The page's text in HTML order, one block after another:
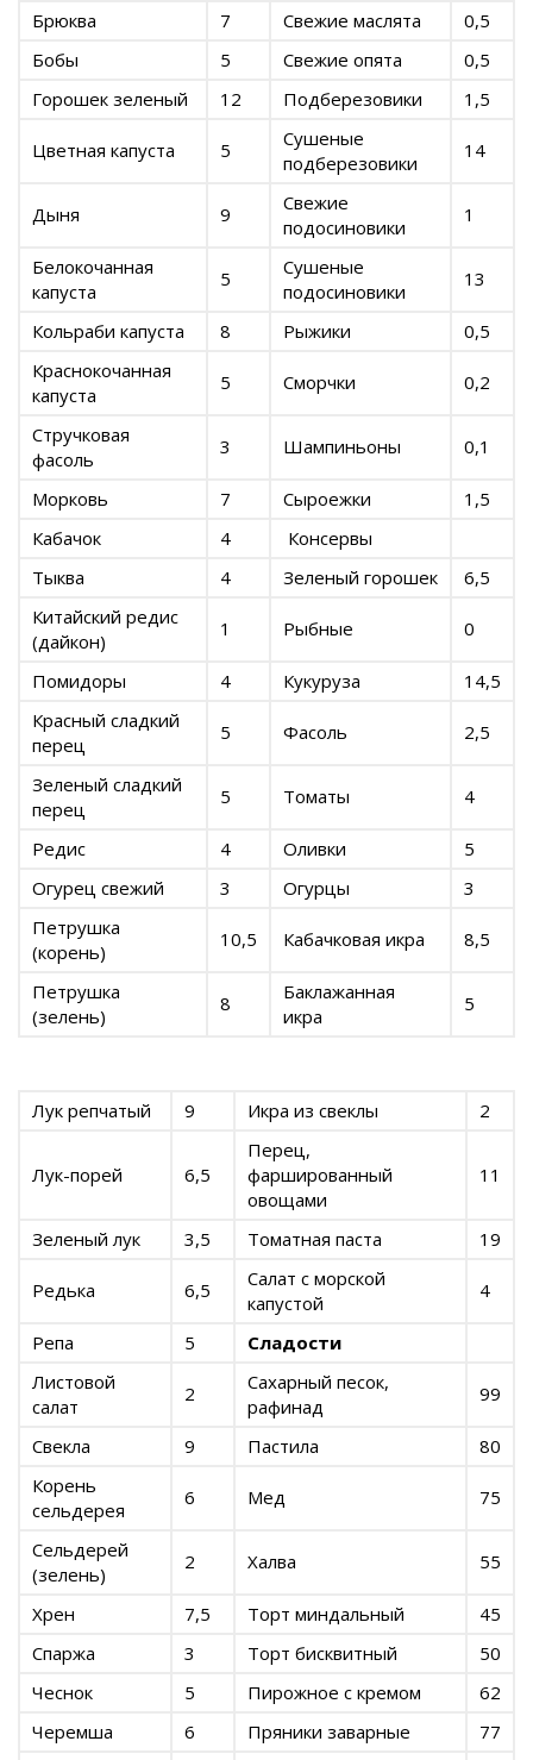
Брюква 7 Свежие маслята
0,5
Бобы
5 Свежие опята
0,5
Горошек зеленый
12 Подберезовики 1,5
Цветная капуста 5
Сушеные
подберезовики
14
Дыня 9
Свежие
подосиновики
1
Белокочанная
капуста
5
Сушеные
подосиновики
13
Кольраби капуста 8 Рыжики
0,5
Краснокочанная
капуста
5 Сморчки 0,2
Стручковая
фасоль
3 Шампиньоны 0,1
Морковь 7 Сыроежки
1,5
Кабачок
4
Консервы
Тыква
4 Зеленый горошек
6,5
Китайский редис
(дайкон)
1 Рыбные 0
Помидоры 4 Кукуруза
14,5
Красный сладкий
перец
5 Фасоль 2,5
Зеленый сладкий
перец
5 Томаты 4
Редис 4 Оливки
5
Огурец свежий
3 Огурцы
3
Петрушка
(корень)
10,5 Кабачковая икра 8,5
Петрушка
(зелень)
8
Баклажанная
икра
5
Лук репчатый 9 Икра из свеклы 2
Лук-порей 6,5
Перец,
фаршированный
овощами
11
Зеленый лук 3,5 Томатная паста 19
Редька 6,5
Салат с морской
капустой
4
Репа 5
Сладости
Листовой
салат
2
Сахарный песок,
рафинад
99
Свекла 9 Пастила
80
Корень
сельдерея
6 Мед 75
Сельдерей
(зелень)
2 Халва 55
Хрен 7,5 Торт миндальный
45
Спаржа
3 Торт бисквитный
50
Чеснок
5 Пирожное с кремом
62
Черемша
6 Пряники заварные
77